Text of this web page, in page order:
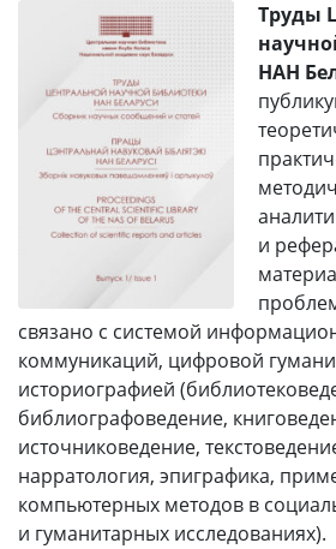
Труды
НАН
и
связано с системой
коммуникаций, цифровой
историографией
библиографоведение,
источниковедение,
нарратология, эпиграфика,
компьютерных методов в
и гуманитарных исследованиях).